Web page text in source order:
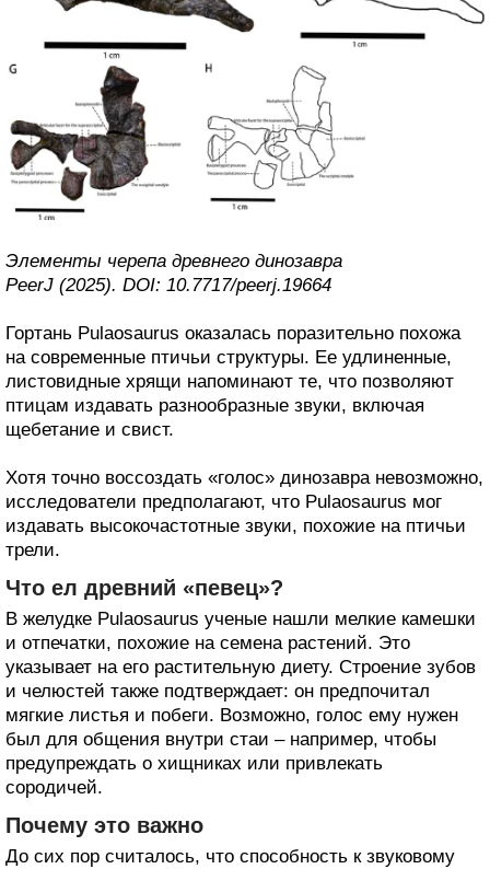
Элементы черепа древнего динозавра
PeerJ (2025). DOI: 10.7717/peerj.19664
Гортань Pulaosaurus оказалась поразительно похожа
на современные птичьи структуры. Ее удлиненные,
листовидные хрящи напоминают те, что позволяют
птицам издавать разнообразные звуки, включая
щебетание и свист.
Хотя точно воссоздать «голос» динозавра невозможно,
исследователи предполагают, что Pulaosaurus мог
издавать высокочастотные звуки, похожие на птичьи
трели.
Что ел древний «певец»?
В желудке Pulaosaurus ученые нашли мелкие камешки
и отпечатки, похожие на семена растений. Это
указывает на его растительную диету. Строение зубов
и челюстей также подтверждает: он предпочитал
мягкие листья и побеги. Возможно, голос ему нужен
был для общения внутри стаи – например, чтобы
предупреждать о хищниках или привлекать
сородичей.
Почему это важно
До сих пор считалось, что способность к звуковому